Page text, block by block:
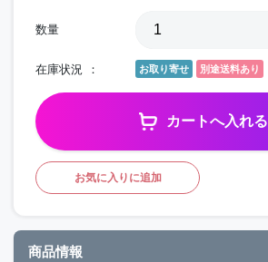
数量
在庫状況 お取り寄せ 別途送料あり
カートへ入れる
お気に入りに追加
商品情報